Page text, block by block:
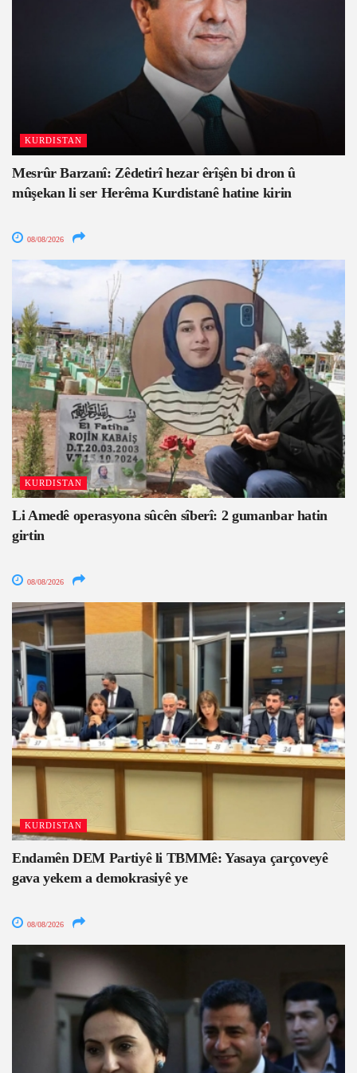
KURDISTAN
Mesrûr Barzanî: Zêdetirî hezar êrîşên bi dron û
mûşekan li ser Herêma Kurdistanê hatine kirin
08/08/2026
KURDISTAN
Li Amedê operasyona sûcên sîberî: 2 gumanbar hatin
girtin
08/08/2026
KURDISTAN
Endamên DEM Partiyê li TBMMê: Yasaya çarçoveyê
gava yekem a demokrasiyê ye
08/08/2026